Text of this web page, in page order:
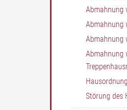
Abmahnung
Abmahnung
Abmahnung
Abmahnung
Störung des